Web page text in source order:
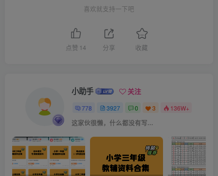
喜欢就支持一下吧
点赞 14 分享 收藏
小助手 关注
778 3927 0 3 136W+
这家伙很懒，什么都没有写...